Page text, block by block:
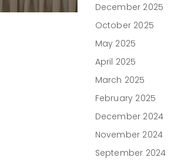
December 2025
October 2025
May 2025
April 2025
March 2025
February 2025
December 2024
November 2024
September 2024